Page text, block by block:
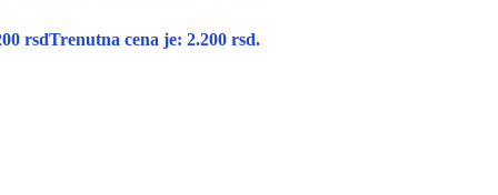
rsdTrenutna cena je: 2.200 rsd.